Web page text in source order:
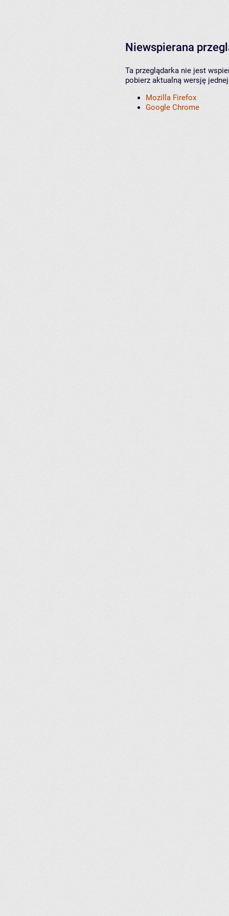
Niewspierana
Ta przeglądarka nie jest
pobierz aktualną wersję
Mozilla Firefox
Google Chrome